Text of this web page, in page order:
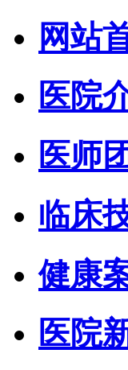
网站
医院
医师
临床
健康
医院